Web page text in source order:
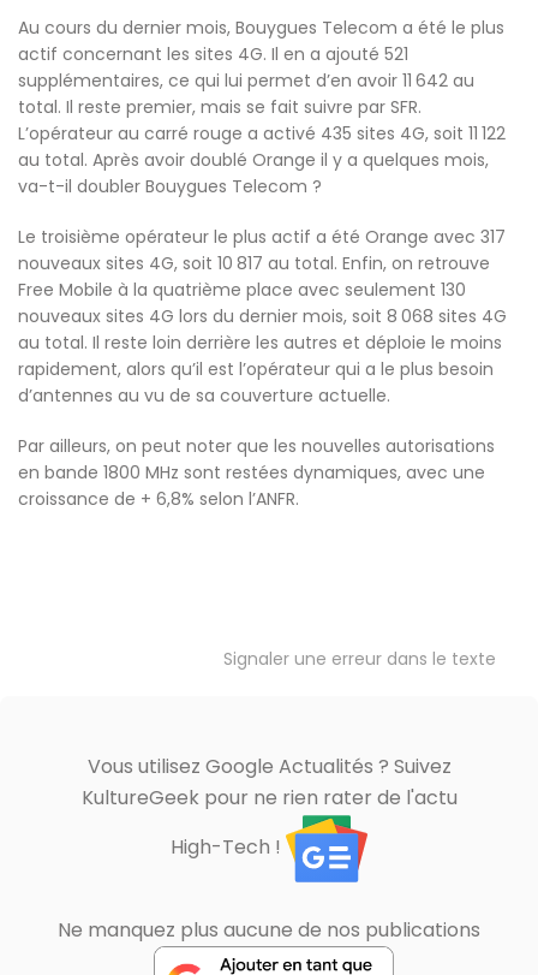
Au cours du dernier mois, Bouygues Telecom a été le plus
actif concernant les sites 4G. Il en a ajouté 521
supplémentaires, ce qui lui permet d’en avoir 11 642 au
total. Il reste premier, mais se fait suivre par SFR.
L’opérateur au carré rouge a activé 435 sites 4G, soit 11 122
au total. Après avoir doublé Orange il y a quelques mois,
va-t-il doubler Bouygues Telecom ?
Le troisième opérateur le plus actif a été Orange avec 317
nouveaux sites 4G, soit 10 817 au total. Enfin, on retrouve
Free Mobile à la quatrième place avec seulement 130
nouveaux sites 4G lors du dernier mois, soit 8 068 sites 4G
au total. Il reste loin derrière les autres et déploie le moins
rapidement, alors qu’il est l’opérateur qui a le plus besoin
d’antennes au vu de sa couverture actuelle.
Par ailleurs, on peut noter que les nouvelles autorisations
en bande 1800 MHz sont restées dynamiques, avec une
croissance de + 6,8% selon l’ANFR.
Signaler une erreur dans le texte
Vous utilisez Google Actualités ? Suivez
KultureGeek pour ne rien rater de l'actu
High-Tech !
Ne manquez plus aucune de nos publications